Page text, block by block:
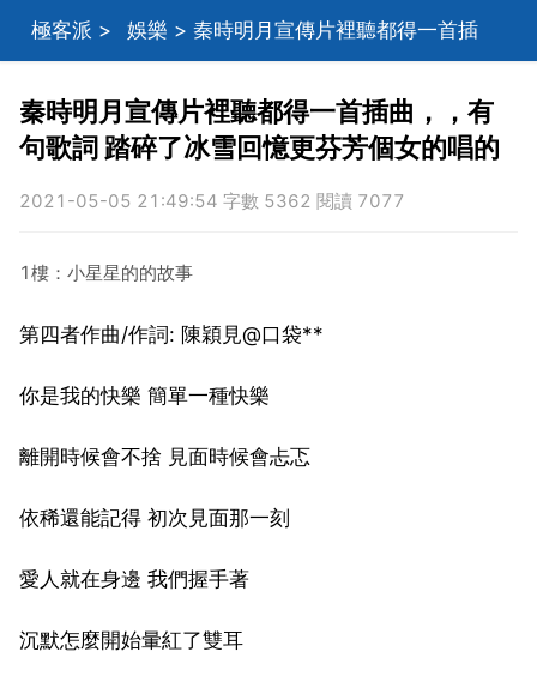
極客派 > 娛樂 > 秦時明月宣傳片裡聽都得一首插
曲，，有句歌詞 踏碎了冰雪回憶更芬芳個女的唱的
秦時明月宣傳片裡聽都得一首插曲，，有
句歌詞 踏碎了冰雪回憶更芬芳個女的唱的
2021-05-05 21:49:54 字數 5362 閱讀 7077
1樓：小星星的的故事
第四者作曲/作詞: 陳穎見@口袋**
你是我的快樂 簡單一種快樂
離開時候會不捨 見面時候會忐忑
依稀還能記得 初次見面那一刻
愛人就在身邊 我們握手著
沉默怎麼開始暈紅了雙耳